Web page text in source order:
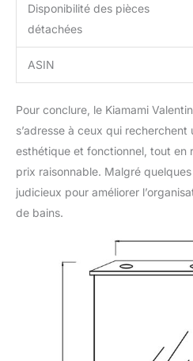
Disponibilité des pièces
détachées
ASIN
Pour conclure, le Kiamami
s’adresse à ceux qui recherchent
esthétique et fonctionnel, tout en
prix raisonnable. Malgré
judicieux pour améliorer
de bains.